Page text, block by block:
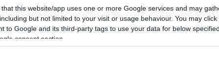
that this website/app uses one or more Google services and may
but not limited to your visit or usage behaviour. You may
to Google and its third-party tags to use your data for below
consent section.
nem tudott visszarepülni a társaihoz.
Szerencsére a bajban nem maradt sokáig
egyedül, a gyors beavatkozásnak
köszönhetően Jászberényben lábadozik